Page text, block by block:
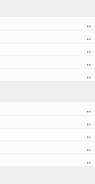
..
..
..
..
..
..
..
..
..
..